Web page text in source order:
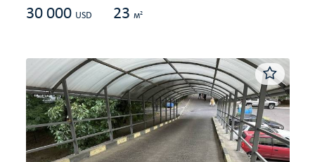
30 000 USD 23 м2